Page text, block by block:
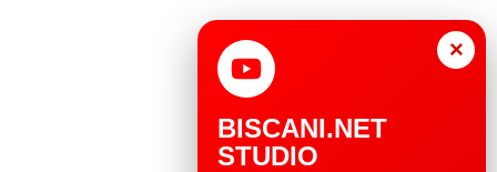
×
BISCANI.NET
STUDIO